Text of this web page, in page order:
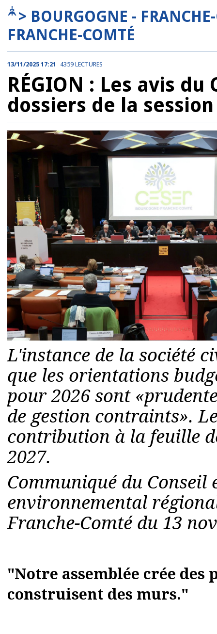
> BOURGOGNE -
FRANCHE-COMTÉ
13/11/2025 17:21 4359 LECTURES
RÉGION : Les avis du
dossiers de la
L'instance de la société
que les orientations
pour 2026 sont
de gestion contraints».
contribution à la feuille
2027.
Communiqué du Conseil
environnemental
Franche-Comté du 13
"Notre assemblée crée des
construisent des murs."